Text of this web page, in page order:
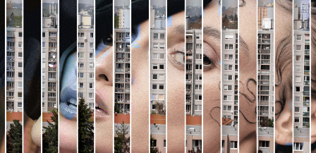
edu
Vše o ČT